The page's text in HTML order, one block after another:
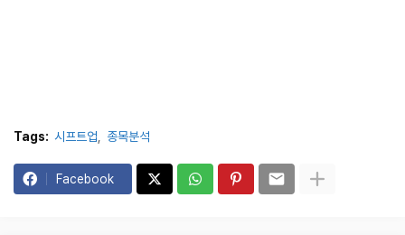
Tags: 시프트업 종목분석
Facebook